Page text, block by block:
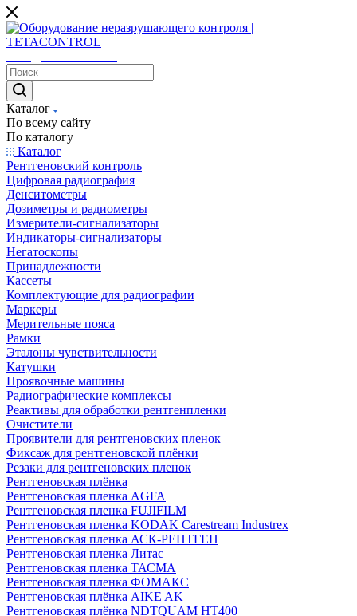
Каталог
По всему сайту
По каталогу
Каталог
Рентгеновский контроль
Цифровая радиография
Денситометры
Дозиметры и радиометры
Измерители-сигнализаторы
Индикаторы-сигнализаторы
Негатоскопы
Принадлежности
Кассеты
Комплектующие для радиографии
Маркеры
Мерительные пояса
Рамки
Эталоны чувствительности
Катушки
Проявочные машины
Радиографические комплексы
Реактивы для обработки рентгенпленки
Очистители
Проявители для рентгеновских пленок
Фиксаж для рентгеновской плёнки
Резаки для рентгеновских пленок
Рентгеновская плёнка
Рентгеновская пленка AGFA
Рентгеновская пленка FUJIFILM
Рентгеновская пленка KODAK Carestream Industrex
Рентгеновская пленка АСК-РЕНТГЕН
Рентгеновская пленка Литас
Рентгеновская пленка ТАСМА
Рентгеновская пленка ФОМАКС
Рентгеновская плёнка AIKE AK
Рентгеновская плёнка NDTQUAM HT400